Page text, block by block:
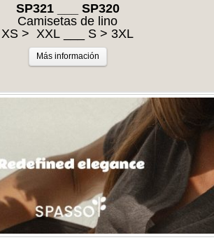
SP321 ___ SP320
Camisetas de lino
XS > XXL ___ S > 3XL
Más información